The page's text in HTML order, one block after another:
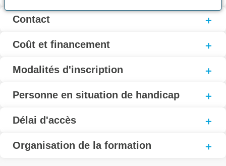
Contact
Coût et financement
Modalités d'inscription
Personne en situation de handicap
Délai d'accès
Organisation de la formation